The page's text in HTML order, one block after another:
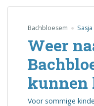
Bachbloesem
Weer
kunnen
Voor sommige